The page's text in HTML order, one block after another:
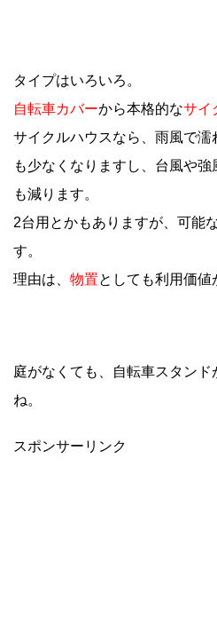
タイプはいろいろ。
自転車カバーから本格的なサイ
サイクルハウスなら、雨風で
も少なくなりますし、台風や
も減ります。
2台用とかもありますが、可能
す。
理由は、 物置としても利用価値
庭がなくても、自転車スタン
ね。
スポンサーリンク